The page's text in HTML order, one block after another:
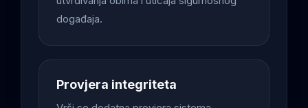
događaja.
Provjera integriteta